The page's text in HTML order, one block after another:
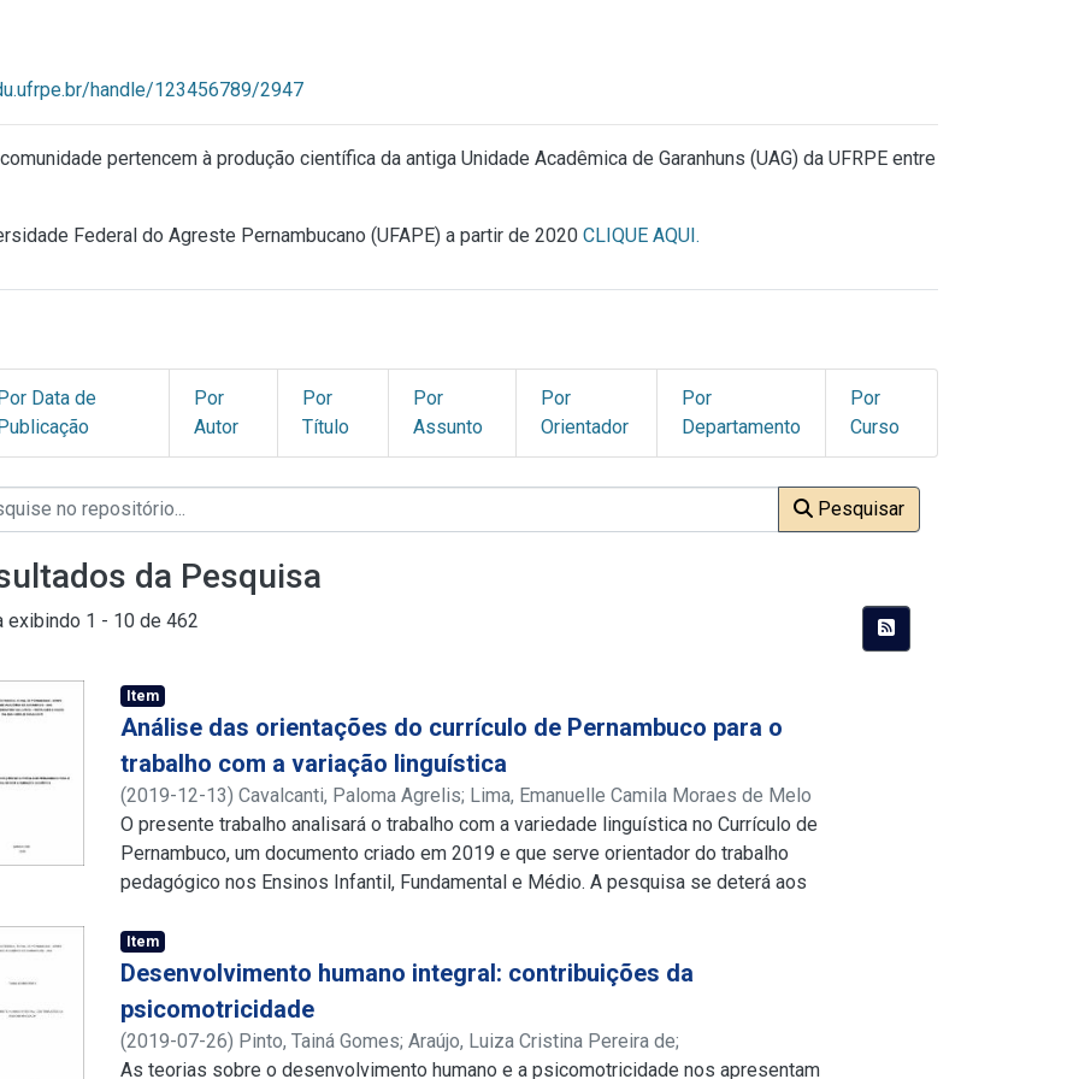
handle/123456789/2947
pertencem à produção científica da antiga Unidade Acadêmica de Garanhuns (UAG) da UFRPE entre
Federal do Agreste Pernambucano (UFAPE) a partir de 2020 CLIQUE AQUI.
Data de
Por
Autor
Por
Título
Por
Assunto
Por
Orientador
Por
Departamento
Por
Curso
Pesquisar
da Pesquisa
exibindo 1 - 10 de 462
Item
Análise das orientações do currículo de Pernambuco para o
trabalho com a variação linguística
(2019-12-13)Cavalcanti, Paloma Agrelis; Lima, Emanuelle Camila Moraes de Melo
Albuquerque;Santos, Eudes da Silva;http://lattes.cnpq.br/8701527300251171;
http://lattes.cnpq.br/0470905904340465;http://lattes.cnpq.br/9098086086244833
O presente trabalho analisará o trabalho com a variedade linguística no Currículo de
Pernambuco, um documento criado em 2019 e que serve orientador do trabalho
pedagógico nos Ensinos Infantil, Fundamental e Médio. A pesquisa se deterá aos
nas habilidades que o documento propõe em seu Organizador Curricular. Para
realizarmos essa pesquisa de cunho documental, utilizamos como marco teórico-
metodológico a Sociolinguística Variacionista, que teve como percursor Willian
Labov (2008) e a Sociolinguística Educacional, amparando-nos nos autores Bortoni-
Ricardo (2005) e Sgarbi & Roncália (2011). Na análise do documento, percebemos
Item
Desenvolvimento humano integral: contribuições da
psicomotricidade
(2019-07-26) Pinto, Tainá Gomes;Araújo, Luiza Cristina Pereira de;
http://lattes.cnpq.br/0135396145333123;http://lattes.cnpq.br/4091658484116375
As teorias sobre o desenvolvimento humano e a psicomotricidade nos apresentam